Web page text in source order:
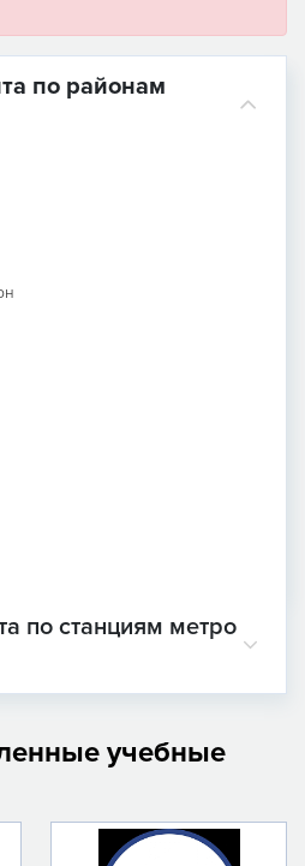
по районам
по станциям метро
учебные